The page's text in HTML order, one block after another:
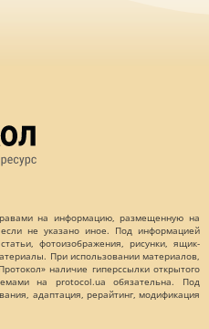
на информацию, размещенную на
не указано иное. Под информацией
фотоизображения, рисунки, ящик-
При использовании материалов,
наличие гиперссылки открытого
на protocol.ua обязательна. Под
адаптация, рерайтинг, модификация